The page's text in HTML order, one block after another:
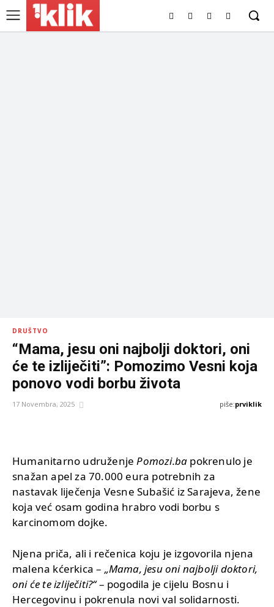
DRUŠTVO
“Mama, jesu oni najbolji doktori, oni
će te izliječiti”: Pomozimo Vesni koja
ponovo vodi borbu života
17 Novembra, 2025 piše:prviklik
Humanitarno udruženje Pomozi.ba pokrenulo je
snažan apel za 70.000 eura potrebnih za
nastavak liječenja Vesne Subašić iz Sarajeva, žene
koja već osam godina hrabro vodi borbu s
karcinomom dojke.
Njena priča, ali i rečenica koju je izgovorila njena
malena kćerkica – „Mama, jesu oni najbolji doktori,
oni će te izliječiti?“– pogodila je cijelu Bosnu i
Hercegovinu i pokrenula novi val solidarnosti.